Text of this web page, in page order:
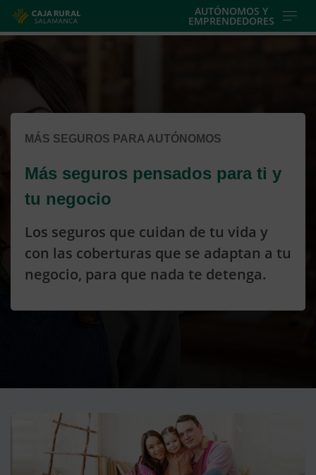
AUTÓNOMOS Y
EMPRENDEDORES
por
espere...
MÁS SEGUROS PARA AUTÓNOMOS
Más seguros pensados para ti y
tu negocio
Los seguros que cuidan de tu vida y
con las coberturas que se adaptan a tu
negocio, para que nada te detenga.